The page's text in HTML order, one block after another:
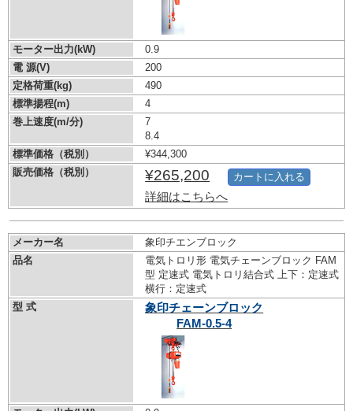
モーター出力(kW)
0.9
電 源(V)
200
定格荷重(kg)
490
標準揚程(m)
4
巻上速度(m/分)
7
8.4
標準価格（税別）
¥344,300
販売価格（税別）
¥265,200
詳細はこちらへ
カートに入れる
メーカー名
象印チエンブロック
品名
電気トロリ形 電気チェーンブロック FAM
型 定速式 電気トロリ結合式 上下：定速式
横行：定速式
型 式
象印チェーンブロック
FAM-0.5-4